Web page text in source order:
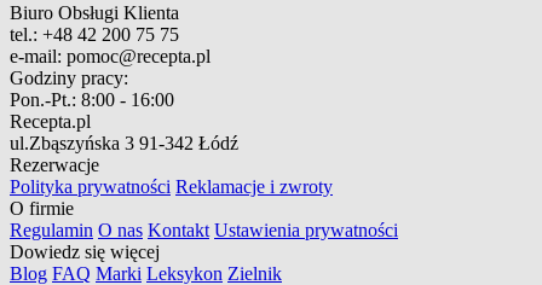
Biuro Obsługi Klienta
tel.: +48 42 200 75 75
e-mail: pomoc@recepta.pl
Godziny pracy:
Pon.-Pt.: 8:00 - 16:00
Recepta.pl
ul.Zbąszyńska 3 91-342 Łódź
Rezerwacje
Polityka prywatności Reklamacje i zwroty
O firmie
Regulamin O nas Kontakt Ustawienia prywatności
Dowiedz się więcej
Blog FAQ Marki Leksykon Zielnik